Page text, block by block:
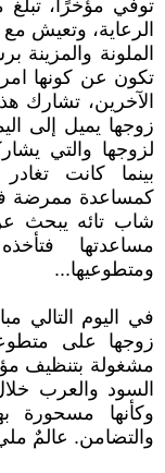
الرعاية، وتعيش مع
الملونة والمزينة
تكون عن كونها
الآخرين، تشارك
زوجها يميل إلى
لزوجها والتي
بينما كانت
كمساعدة ممرضة
شاب تائه يبحث
مساعدتها
ومتطوعيها...
في اليوم التالي
زوجها على
مشغولة بتنظيف
السود والعرب
وكأنها مسحورة
والتضامن. عالمٌ